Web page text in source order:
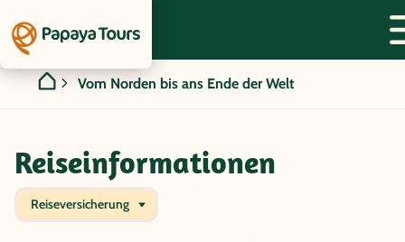
Vom Norden bis ans Ende der Welt
Reiseinformationen
Reiseversicherung